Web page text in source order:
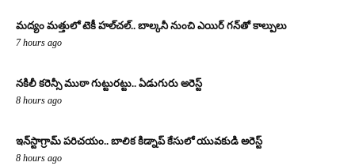
మద్యం మత్తులో టెకీ హల్‌చల్.. బాల్కనీ నుంచి ఎయిర్ గన్‌తో కాల్పులు
7 hours ago
నకిలీ కరెన్సీ ముఠా గుట్టురట్టు.. ఏడుగురు అరెస్ట్
8 hours ago
ఇన్‌స్టాగ్రామ్ పరిచయం.. బాలిక కిడ్నాప్ కేసులో యువకుడి అరెస్ట్
8 hours ago